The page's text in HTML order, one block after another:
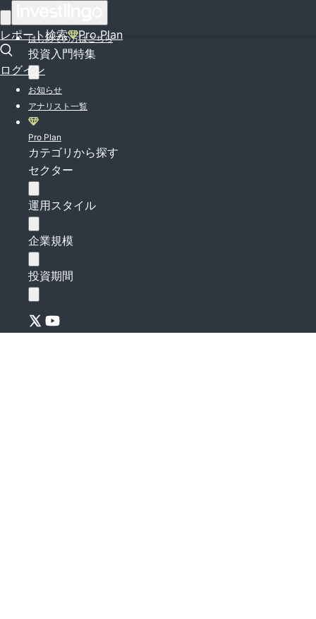
レポート検索 Pro Plan
ログイン
はじめての方はこちら
投資入門特集
お知らせ
アナリスト一覧
Pro Plan
カテゴリから探す
セクター
運用スタイル
企業規模
投資期間